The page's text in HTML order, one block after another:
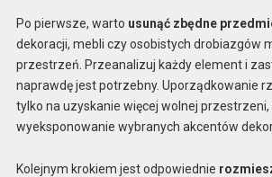
Po pierwsze, warto usunąć zbędne
dekoracji, mebli czy osobistych drobiazgów
przestrzeń. Przeanalizuj każdy element i
naprawdę jest potrzebny. Uporządkowanie
tylko na uzyskanie więcej wolnej
wyeksponowanie wybranych akcentów
Kolejnym krokiem jest odpowiednie